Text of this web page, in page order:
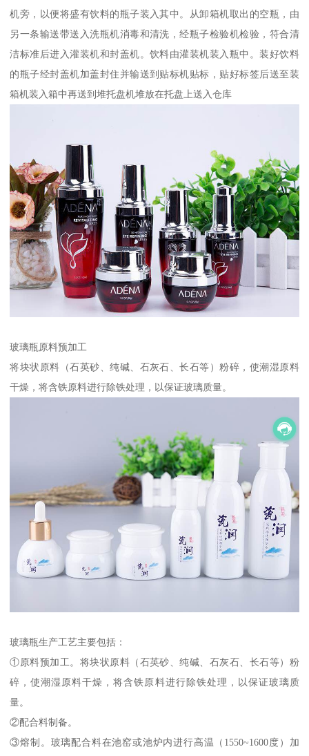
机旁，以便将盛有饮料的瓶子装入其中。从卸箱机取出的空瓶，由
另一条输送带送入洗瓶机消毒和清洗，经瓶子检验机检验，符合清
洁标准后进入灌装机和封盖机。饮料由灌装机装入瓶中。装好饮料
的瓶子经封盖机加盖封住并输送到贴标机贴标，贴好标签后送至装
箱机装入箱中再送到堆托盘机堆放在托盘上送入仓库
玻璃瓶原料预加工
将块状原料（石英砂、纯碱、石灰石、长石等）粉碎，使潮湿原料
干燥，将含铁原料进行除铁处理，以保证玻璃质量。
玻璃瓶生产工艺主要包括：
①原料预加工。将块状原料（石英砂、纯碱、石灰石、长石等）粉
碎，使潮湿原料干燥，将含铁原料进行除铁处理，以保证玻璃质
量。
②配合料制备。
③熔制。玻璃配合料在池窑或池炉内进行高温（1550~1600度）加